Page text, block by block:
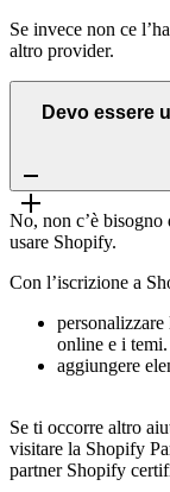
Se invece non ce
altro provider.
Devo essere
No, non c’è bisogno
usare Shopify.
Con l’iscrizione a
online e i temi.
aggiungere
Se ti occorre altro
visitare la Shopify
partner Shopify